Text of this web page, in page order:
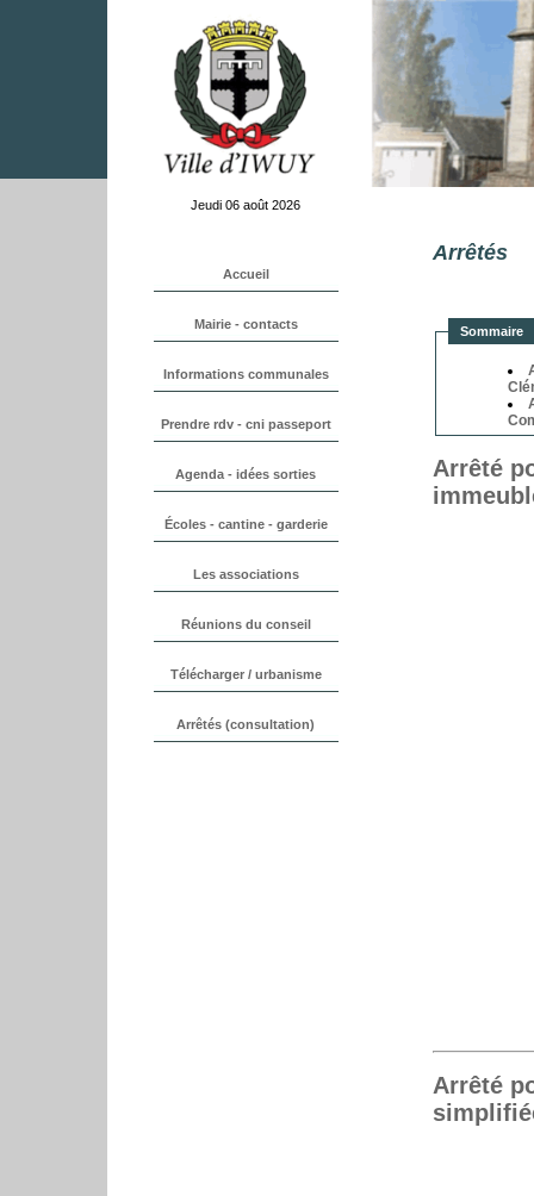
Jeudi 06 août 2026
Arrêtés
Sommaire
Arrêté
Arrêté